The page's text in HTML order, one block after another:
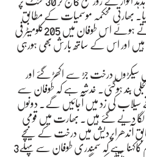
بھارتی محکمہ موسمیات کے مطابق
وشاکھاپٹنم کے ساحلی علاقوںسے گزرتے ہوئے اس طوفان میں 205کلومیٹر فی
ہیں اور اس کے ساتھ بارش بھی ہورہی
سیکڑوں درخت جڑ سے اکھڑ گئے اور
بند ہوگئی۔ خدشہ ہے کہ طوفان سے
سیلاب کی زد میں آجائیں گے۔ دونوں
دیے گئے ہیں۔ بھارت میں قومی
آندھراپردیش میں درخت کے نیچے
دبنے سے 3افراد مارے گئے۔ حکام کاکہنا ہے کہ سمندری طوفان سے پہلے3